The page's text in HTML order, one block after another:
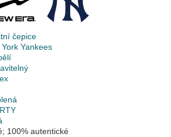
čepice
York Yankees
100% autentické